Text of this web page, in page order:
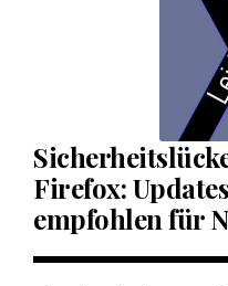
Firefox:
empfohlen für